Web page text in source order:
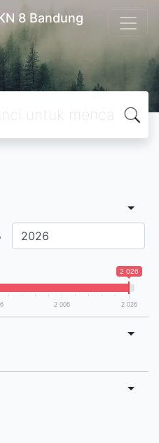
8 Bandung
2 026
2 006 2 026